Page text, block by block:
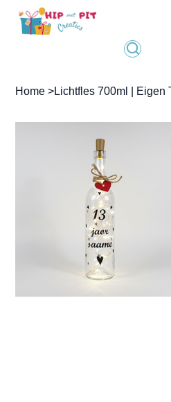
Home >Lichtfles 700ml | Eigen